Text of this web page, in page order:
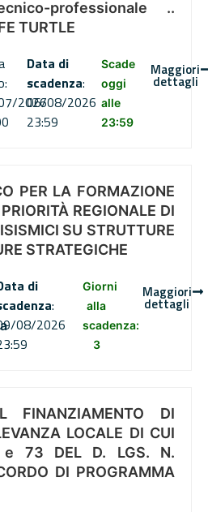
professionale ..
TURTLE
2026
Data di
scadenza:
06/08/2026
23:59
Scade
oggi
alle
23:59
Maggiori
dettagli
PER LA FORMAZIONE
REGIONALE DI
SU STRUTTURE
STRATEGICHE
di
:
08/2026
Giorni
alla
scadenza:
3
Maggiori
dettagli
FINANZIAMENTO DI
LOCALE DI CUI
e 73 DEL D. LGS. N.
DI PROGRAMMA